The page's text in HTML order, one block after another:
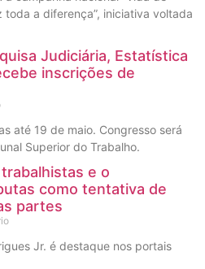
a diferença”, iniciativa voltada
Judiciária, Estatística
inscrições de
até 19 de maio. Congresso será
Superior do Trabalho.
e o
como tentativa de
partes
Jr. é destaque nos portais